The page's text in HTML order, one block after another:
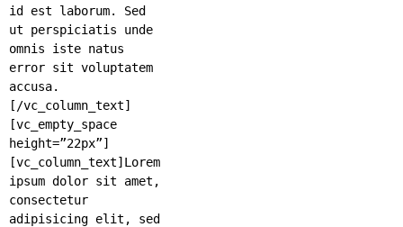
id est laborum. Sed
ut perspiciatis unde
omnis iste natus
error sit voluptatem
accusa.
[/vc_column_text]
[vc_empty_space
height=”22px”]
[vc_column_text]Lorem
ipsum dolor sit amet,
consectetur
adipisicing elit, sed